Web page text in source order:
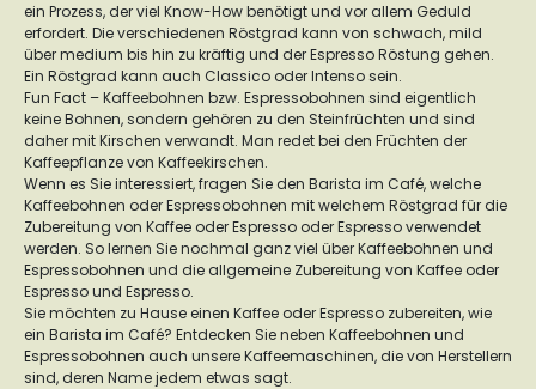
ein Prozess, der viel Know-How benötigt und vor allem Geduld
erfordert. Die verschiedenen Röstgrad kann von schwach, mild
über medium bis hin zu kräftig und der Espresso Röstung gehen.
Ein Röstgrad kann auch Classico oder Intenso sein.
Fun Fact – Kaffeebohnen bzw. Espressobohnen sind eigentlich
keine Bohnen, sondern gehören zu den Steinfrüchten und sind
daher mit Kirschen verwandt. Man redet bei den Früchten der
Kaffeepflanze von Kaffeekirschen.
Wenn es Sie interessiert, fragen Sie den Barista im Café, welche
Kaffeebohnen oder Espressobohnen mit welchem Röstgrad für die
Zubereitung von Kaffee oder Espresso oder Espresso verwendet
werden. So lernen Sie nochmal ganz viel über Kaffeebohnen und
Espressobohnen und die allgemeine Zubereitung von Kaffee oder
Espresso und Espresso.
Sie möchten zu Hause einen Kaffee oder Espresso zubereiten, wie
ein Barista im Café? Entdecken Sie neben Kaffeebohnen und
Espressobohnen auch unsereKaffeemaschinen, die von Herstellern
sind, deren Name jedem etwas sagt.